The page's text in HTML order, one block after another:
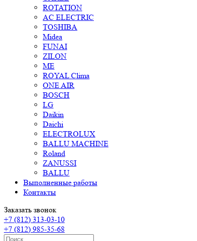
ROTATION
AC ELECTRIC
TOSHIBA
Midea
FUNAI
ZILON
ME
ROYAL Clima
ONE AIR
BOSCH
LG
Daikin
Daichi
ELECTROLUX
BALLU MACHINE
Roland
ZANUSSI
BALLU
Выполненные работы
Контакты
Заказать звонок
+7 (812) 313-03-10
+7 (812) 985-35-68